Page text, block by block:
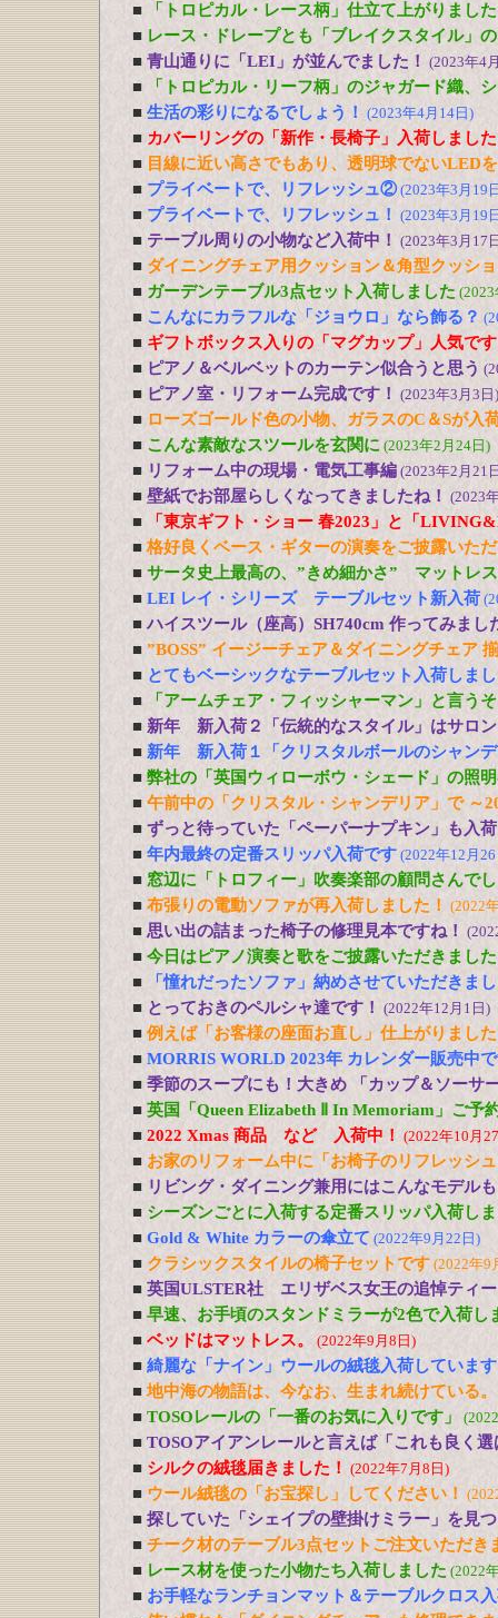
■ 「トロピカル・レース柄」仕立て上がりました
■ レース・ドレープとも「ブレイクスタイル」
■ 青山通りに「LEI」が並んでました！ (2023年4
■
「トロピカル・リーフ柄」のジャガード織、
■ 生活の彩りになるでしょう！ (2023年4月14日)
■ カバーリングの「新作・長椅子」入荷しまし
■ 目線に近い高さでもあり、透明球でないLED
■ プライベートで、リフレッシュ②(2023年3月19
■ プライベートで、リフレッシュ！ (2023年3月19
■ テーブル周りの小物など入荷中！ (2023年3月17
■ ダイニングチェア用クッション＆角型クッシ
■ ガーデンテーブル3点セット入荷しました
■ こんなにカラフルな「ジョウロ」なら飾る？
■ ギフトボックス入りの「マグカップ」人気で
■ ピアノ＆ベルベットのカーテン似合うと思う
■ ピアノ室・リフォーム完成です！ (2023年3月3日)
■ ローズゴールド色の小物、ガラスのC＆Sが入
■ こんな素敵なスツールを玄関に (2023年2月24日)
■ リフォーム中の現場・電気工事編 (2023年2月21
■ 壁紙でお部屋らしくなってきましたね！ (2023
■
「東京ギフト・ショー 春2023」と「
■ 格好良くベース・ギターの演奏をご披露いた
■ サータ史上最高の、”きめ細かさ” マットレ
■ LEI レイ・シリーズ テーブルセット新入荷
■ ハイスツール（座高）SH740cm 作ってみまし
■ ”BOSS” イージーチェア＆ダイニングチェア
■ とてもベーシックなテーブルセット入荷しま
■
「アームチェア・フィッシャーマン」と言う
■ 新年 新入荷２「伝統的なスタイル」はサロ
■ 新年 新入荷１「クリスタルボールのシャン
■ 弊社の「英国ウィローボウ・シェード」の照
■ 午前中の「クリスタル・シャンデリア」で ～
■ ずっと待っていた「ペーパーナプキン」も入
■ 年内最終の定番スリッパ入荷です (2022年12月
■ 窓辺に「トロフィー」吹奏楽部の顧問さんで
■ 布張りの電動ソファが再入荷しました！ (2022
■ 思い出の詰まった椅子の修理見本ですね！
■ 今日はピアノ演奏と歌をご披露いただきまし
■
「憧れだったソファ」納めさせていただきま
■ とっておきのペルシャ達です！ (2022年12月1日)
■ 例えば「お客様の座面お直し」仕上がりました
■ MORRIS WORLD 2023年 カレンダー販売中
■ 季節のスープにも！大きめ 「カップ＆ソーサ
■ 英国「Queen Elizabeth Ⅱ In Memoriam」ご予
■ 2022 Xmas 商品 など 入荷中！ (2022年10月
■ お家のリフォーム中に「お椅子のリフレッシ
■ リビング・ダイニング兼用にはこんなモデルも
■ シーズンごとに入荷する定番スリッパ入荷し
■ Gold & White カラーの傘立て (2022年9月22日)
■ クラシックスタイルの椅子セットです (2022年9
■ 英国ULSTER社 エリザベス女王の追悼ティ
■ 早速、お手頃のスタンドミラーが2色で入荷し
■ ベッドはマットレス。 (2022年9月8日)
■ 綺麗な「ナイン」ウールの絨毯入荷しています
■ 地中海の物語は、今なお、生まれ続けている
■ TOSOレールの「一番のお気に入りです」
■ TOSOアイアンレールと言えば「これも良く
■ シルクの絨毯届きました！ (2022年7月8日)
■ ウール絨毯の「お宝探し」してください！
■ 探していた「シェイプの壁掛けミラー」を見
■ チーク材のテーブル3点セットご注文いただき
■ レース材を使った小物たち入荷しました (2022
■ お手軽なランチョンマット＆テーブルクロス